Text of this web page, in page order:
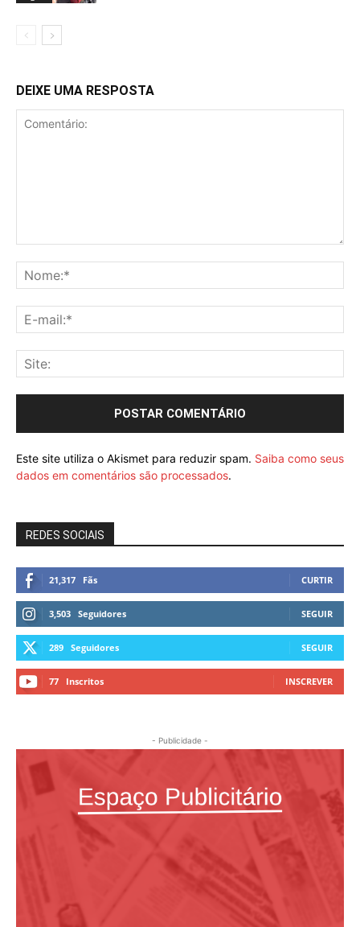
DEIXE UMA RESPOSTA
Este site utiliza o Akismet para reduzir spam. Saiba como seus
dados em comentários são processados.
REDES SOCIAIS
21,317 Fãs CURTIR
3,503 Seguidores SEGUIR
289 Seguidores SEGUIR
77 Inscritos INSCREVER
- Publicidade -